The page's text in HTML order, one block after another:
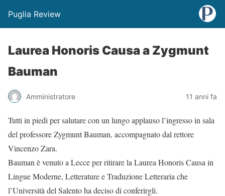
Puglia Review
Laurea Honoris Causa a Zygmunt
Bauman
Amministratore 11 anni fa
Tutti in piedi per salutare con un lungo applauso l’ingresso in sala
del professore Zygmunt Bauman, accompagnato dal rettore
Vincenzo Zara.
Bauman è venuto a Lecce per ritirare la Laurea Honoris Causa in
Lingue Moderne, Letterature e Traduzione Letteraria che
l’Università del Salento ha deciso di conferirgli.